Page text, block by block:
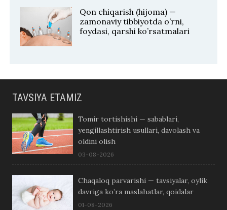
Qon chiqarish (hijoma) —
zamonaviy tibbiyotda o’rni,
foydasi, qarshi ko’rsatmalari
TAVSIYA ETAMIZ
Tomir tortishishi — sabablari,
yengillashtirish usullari, davolash va
oldini olish
03-08-2026
Chaqaloq parvarishi — tavsiyalar, oylik
davriga ko’ra maslahatlar, qoidalar
01-08-2026